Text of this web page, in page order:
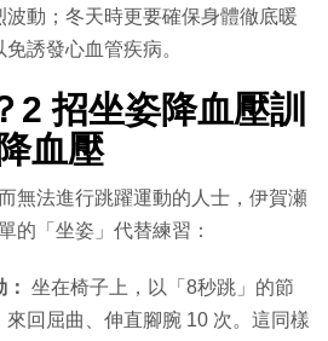
波動；冬天時更要確保身體徹底暖
誘發心血管疾病。
2 招坐姿降血壓訓
血壓
無法進行跳躍運動的人士，伊賀瀬
的「坐姿」代替練習：
坐在椅子上，以「8秒跳」的節
回屈曲、伸直腳腕 10 次。這同樣